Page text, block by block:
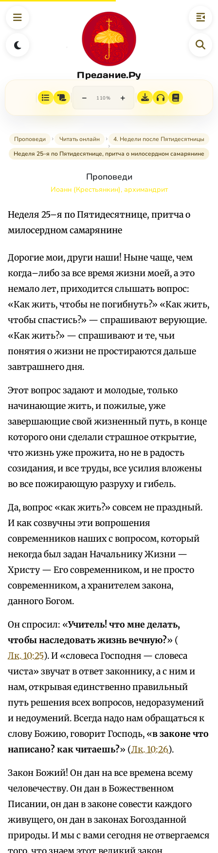
Предание.Ру
− 110% +
Проповеди Читать онлайн
4. Недели после Пятидесятницы
Неделя 25–я по Пятидесятнице, притча о милосердном самарянине
Проповеди
Иоанн (Крестьянкин), архимандрит
Неделя 25–я по Пятидесятнице, притча о
милосердном самарянине
Дорогие мои, други наши! Ныне чаще, чем
когда–либо за все время жизни моей, а это
немало лет, приходится слышать вопрос:
«Как жить, чтобы не погибнуть?» «Как жить,
чтобы спастись?» — спрашивают верующие.
«Как жить?» — спрашивают и те, чьи
понятия о жизни не простираются дальше
завтрашнего дня.
Этот вопрос задают и молодые, только
начинающие жить, и пожилые, уже
завершающие свой жизненный путь, в конце
которого они сделали страшное открытие,
что жизнь уже прожита, но не в радость
созидания, и все труды, все усилия вложены
во все пожирающую разруху и гибель.
Да, вопрос «как жить?» совсем не праздный.
И как созвучны эти вопрошения
современников наших с вопросом, который
некогда был задан Начальнику Жизни —
Христу — Его современником, и не просто
современником, а хранителем закона,
данного Богом.
Он спросил: «Учитель! что мне делать,
чтобы наследовать жизнь вечную?» (
Лк. 10:25). И «словеса Господня — словеса
чиста» звучат в ответ законнику, а с ним и
нам, открывая единственно правильный
путь решения всех вопросов, недоразумений
и недоумений. Всегда надо нам обращаться к
слову Божию, говорит Господь, «в законе что
написано? как читаешь?» (Лк. 10:26).
Закон Божий! Он дан на все времена всему
человечеству. Он дан в Божественном
Писании, он дан в законе совести каждого
живущего, он дан в законах Богозданной
природы. И мы с вами сегодня не отвергаемся